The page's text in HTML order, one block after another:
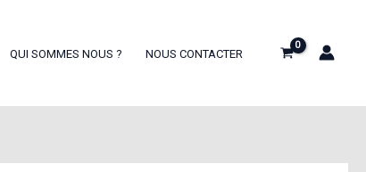
QUI SOMMES NOUS ? NOUS CONTACTER